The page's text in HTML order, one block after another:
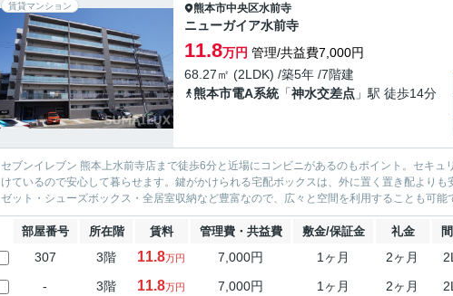
賃貸マンション 熊本市中央区水前寺
ニューガイア水前寺
11.8万円 管理/共益費7,000円
68.27㎡ (2LDK) /築5年 /7階建
熊本市電A系統「神水交差点 」駅 徒歩14分
セブンイレブン 熊本上水前寺店まで徒歩6分と近場にコンビニがあるのもポイント。セキ
けているので安心して暮らせます。鍵がかけられる宅配ボックスは、外に置く置き配より
ゼット・シューズボックス・全居室収納など豊富なので、広々と空間を利用することも可
部屋番号 所在階 賃料 管理費・共益費 敷金/保証金 礼金
307 3階 11.8万円 7,000円 1ヶ月 2ヶ月
- 3階 11.8万円 7,000円 1ヶ月 2ヶ月